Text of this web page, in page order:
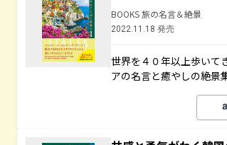
BOOKS 旅の名言＆絶景
2022.11.18 発売
世界を４０年以上歩いて
アの名言と癒やしの絶景